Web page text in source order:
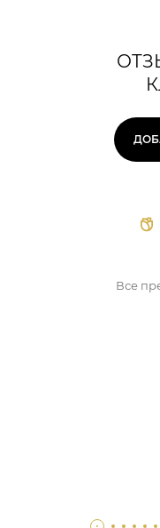
Все